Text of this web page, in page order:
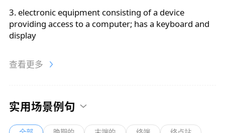
3. electronic equipment consisting of a device
providing access to a computer; has a keyboard and
display
查看更多
实用场景例句